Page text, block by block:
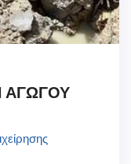
ΑΓΩΓΟΥ